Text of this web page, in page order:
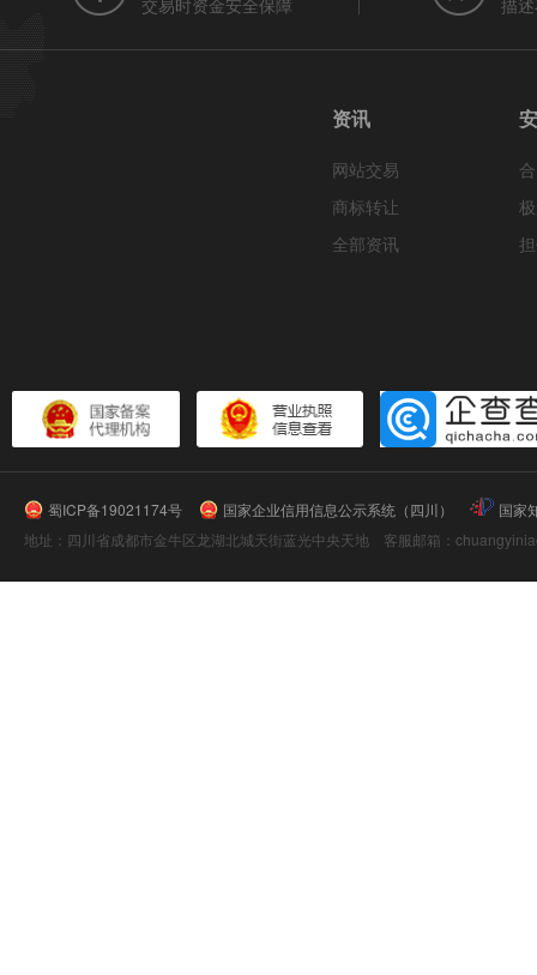
交易时资金安全保障 描
资讯
网站交易
商标转让
全部资讯
蜀ICP备19021174号 国家企业信用信息公示系统（四川）
国家
地址：四川省成都市金牛区龙湖北城天街蓝光中央天地 客服邮箱：